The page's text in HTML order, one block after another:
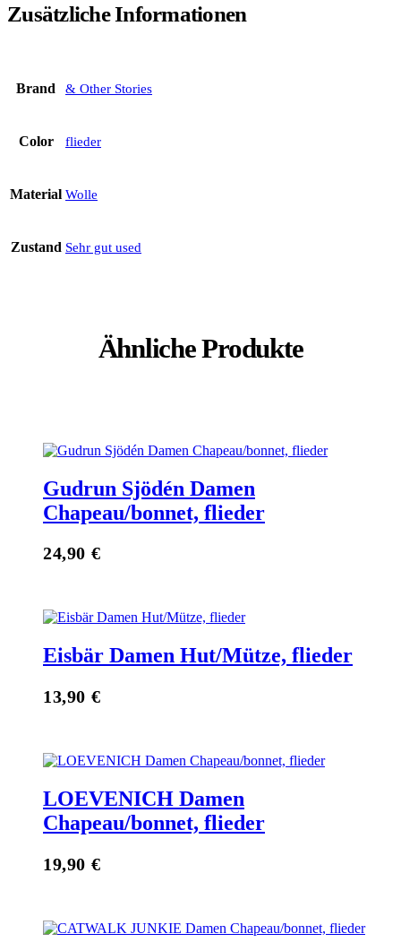
Zusätzliche Informationen
Brand & Other Stories
Color flieder
Material Wolle
Zustand Sehr gut used
Ähnliche Produkte
Gudrun Sjödén Damen
Chapeau/bonnet, flieder
24,90 €
Eisbär Damen Hut/Mütze, flieder
13,90 €
LOEVENICH Damen
Chapeau/bonnet, flieder
19,90 €